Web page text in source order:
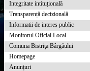
Integritate intituțională
Transparență decizională
Informatii de interes public
Monitorul Oficial Local
Comuna Bistriţa Bârgăului
Homepage
Anunțuri